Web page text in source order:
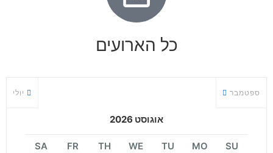
כל הארועים
יולי
אוגוסט 2026
ספטמבר
SU
MO
TU
WE
TH
FR
SA